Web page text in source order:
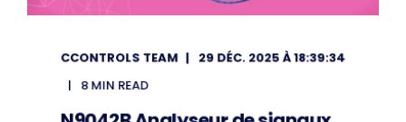
CCONTROLS TEAM
29 DÉC. 2025 À 18:39:34
8 MIN READ